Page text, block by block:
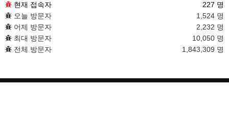
현재 접속자
227 명
오늘 방문자
1,524 명
어제 방문자
2,232 명
최대 방문자
10,050 명
전체 방문자
1,843,309 명